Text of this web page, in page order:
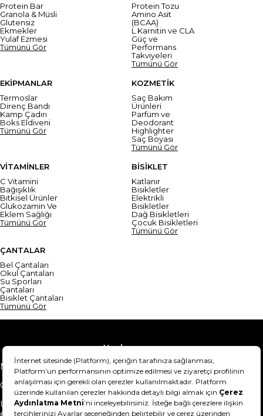
Protein Bar
Granola & Müsli
Glutensiz
Ekmekler
Yulaf Ezmesi
Tümünü Gör
Protein Tozu
Amino Asit
(BCAA)
L Karnitin ve CLA
Güç ve
Performans
Takviyeleri
Tümünü Gör
EKİPMANLAR
Termoslar
Direnç Bandı
Kamp Çadırı
Boks Eldiveni
Tümünü Gör
KOZMETİK
Saç Bakım
Ürünleri
Parfüm ve
Deodorant
Highlighter
Saç Boyası
Tümünü Gör
VİTAMİNLER
C Vitamini
Bağışıklık
Bitkisel Ürünler
Glukozamin Ve
Eklem Sağlığı
Tümünü Gör
BİSİKLET
Katlanır
Bisikletler
Elektrikli
Bisikletler
Dağ Bisikletleri
Çocuk Bisikletleri
Tümünü Gör
ÇANTALAR
Bel Çantaları
Okul Çantaları
Su Sporları
Çantaları
Bisiklet Çantaları
Tümünü Gör
Yardım
Mesafeli Satış Sözleşmesi
Teslimat Bilgisi
Gizlilik Sözleşmesi
Şartlar & Koşullar
Ürünümü nasıl iade
edebilirim?
Hakkımızda